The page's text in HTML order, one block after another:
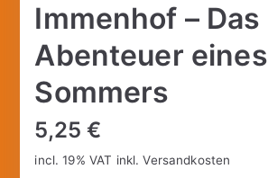
Immenhof – Das
Abenteuer eines
Sommers
5,25€
incl. 19% VAT inkl.Versandkosten